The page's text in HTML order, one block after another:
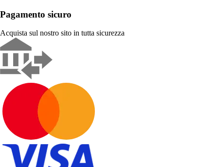
Pagamento sicuro
Acquista sul nostro sito in tutta sicurezza